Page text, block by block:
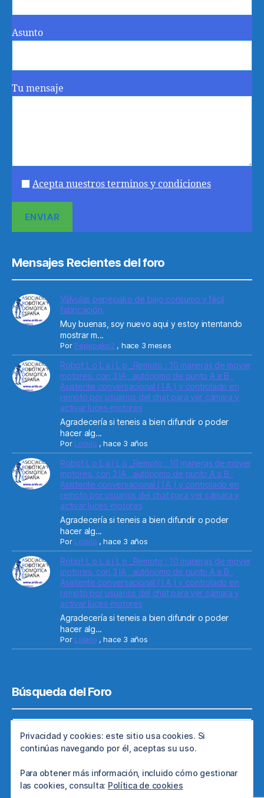
Asunto
Tu mensaje
Acepta nuestros terminos y condiciones
Mensajes Recientes del foro
Válvulas pepepako de bajo consumo y fácil
fabricación.
Muy buenas, soy nuevo aqui y estoy intentando
mostrar m...
Por Pepepako2 , hace 3 meses
Robot L o L a i L o _Remoto : 10 maneras de mover
motores. con 3 IA , autónomo de punto A a B ,
Asistente conversacional ( I A ) y controlado en
remoto por usuarios del chat para ver cámara y
activar luces-motores
Agradecería si teneis a bien difundir o poder
hacer alg...
Por Lolailo ,hace 3 años
Robot L o L a i L o _Remoto : 10 maneras de mover
motores. con 3 IA , autónomo de punto A a B ,
Asistente conversacional ( I A ) y controlado en
remoto por usuarios del chat para ver cámara y
activar luces-motores
Agradecería si teneis a bien difundir o poder
hacer alg...
Por Lolailo ,hace 3 años
Robot L o L a i L o _Remoto : 10 maneras de mover
motores. con 3 IA , autónomo de punto A a B ,
Asistente conversacional ( I A ) y controlado en
remoto por usuarios del chat para ver cámara y
activar luces-motores
Agradecería si teneis a bien difundir o poder
hacer alg...
Por Lolailo ,hace 3 años
Búsqueda del Foro
Privacidad y cookies: este sitio usa cookies. Si
continúas navegando por él, aceptas su uso.
Para obtener más información, incluido cómo gestionar
las cookies, consulta: Política de cookies